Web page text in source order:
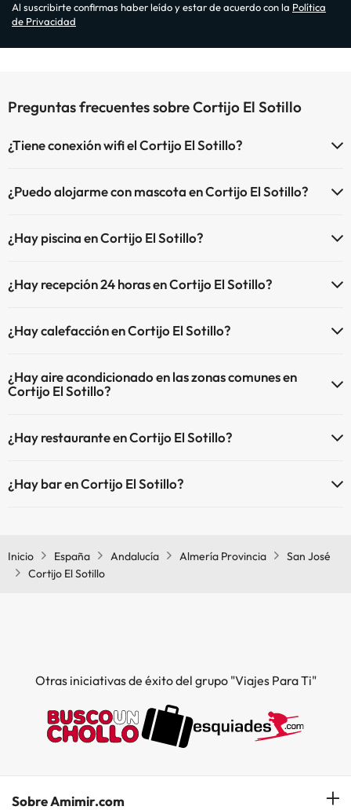
Al suscribirte confirmas haber leído y estar de acuerdo con la Política
de Privacidad
Preguntas frecuentes sobre Cortijo El Sotillo
¿Tiene conexión wifi el Cortijo El Sotillo?
¿Puedo alojarme con mascota en Cortijo El Sotillo?
¿Hay piscina en Cortijo El Sotillo?
Aquí tienes más info sobre la piscina y otras instalaciones.
¿Hay recepción 24 horas en Cortijo El Sotillo?
¿Hay calefacción en Cortijo El Sotillo?
¿Hay aire acondicionado en las zonas comunes en
Cortijo El Sotillo?
¿Hay restaurante en Cortijo El Sotillo?
¿Hay bar en Cortijo El Sotillo?
Inicio España Andalucía Almería Provincia
San José
Cortijo El Sotillo
Otras iniciativas de éxito del grupo "Viajes Para Ti"
Sobre Amimir.com